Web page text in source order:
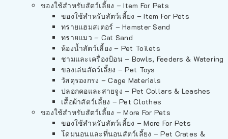
ของใช้สำหรับสัตว์เลี้ยง – Item For Pets
ของใช้สำหรับสัตว์เลี้ยง – Item For Pets
ทรายแฮมสเตอร์ – Hamster Sand
ทรายแมว – Cat Sand
ห้องน้ำสัตว์เลี้ยง – Pet Toilets
ชามและเครื่องป้อน – Bowls, Feeders & Watering
ของเล่นสัตว์เลี้ยง – Pet Toys
วัสดุรองกรง – Cage Materials
ปลอกคอและสายจูง – Pet Collars & Leashes
เสื้อผ้าสัตว์เลี้ยง – Pet Clothes
ของใช้สำหรับสัตว์เลี้ยง – More For Pets
ของใช้สำหรับสัตว์เลี้ยง – More For Pets
โดมนอนและที่นอนสัตว์เลี้ยง – Pet Crates &